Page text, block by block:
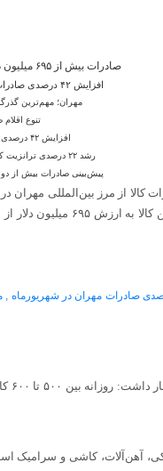
صادرات بیش از ۶۹۵ میلیون دلار از مهران انجام شد
افزایش ۴۲ درصدی صادرات مهران در شهریورماه
مهران؛ مهم‌ترین
تنوع اقلام
افزایش ۴۲ درصدی صادرات در شهریورماه
رشد ۲۲ درصدی ترانزیت کالا در نیمه نخست سال
پیش‌بینی صادرات بیش از دو
کالا از مرز بین‌المللی
جاری خبر داد و گفت: از ابتدای امسال تاکنون
وی با
آهن‌آلات، کاشی و سرامیک